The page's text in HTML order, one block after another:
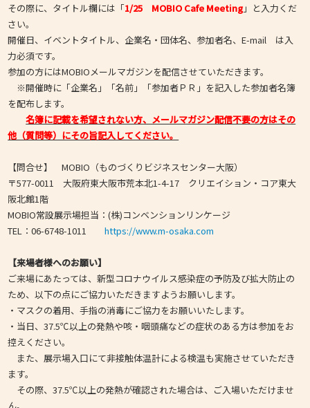
その際に、タイトル欄には「1/25 MOBIO Cafe Meeting 」と入力くだ
さい。
開催日、イベントタイトル、企業名・団体名、参加者名、E-mail は入
力必須です。
参加の方にはMOBIOメールマガジンを配信させていただきます。
※開催時に「企業名」「名前」「参加者ＰＲ」を記入した参加者名簿
を配布します。
名簿に記載を希望されない方、メールマガジン配信不要の方はその
他（質問等）にその旨記入してください。
【問合せ】 MOBIO（ものづくりビジネスセンター大阪）
〒577-0011 大阪府東大阪市荒本北1-4-17 クリエイション・コア東大
阪北館1階
MOBIO常設展示場担当：(株)コンベンションリンケージ
TEL：06-6748-1011https://www.m-osaka.com
【来場者様へのお願い】
ご来場にあたっては、新型コロナウイルス感染症の予防及び拡大防止の
ため、以下の点にご協力いただきますようお願いします。
・マスクの着用、手指の消毒にご協力をお願いいたします。
・当日、37.5℃以上の発熱や咳・咽頭痛などの症状のある方は参加をお
控えください。
また、展示場入口にて非接触体温計による検温も実施させていただき
ます。
その際、37.5℃以上の発熱が確認された場合は、ご入場いただけませ